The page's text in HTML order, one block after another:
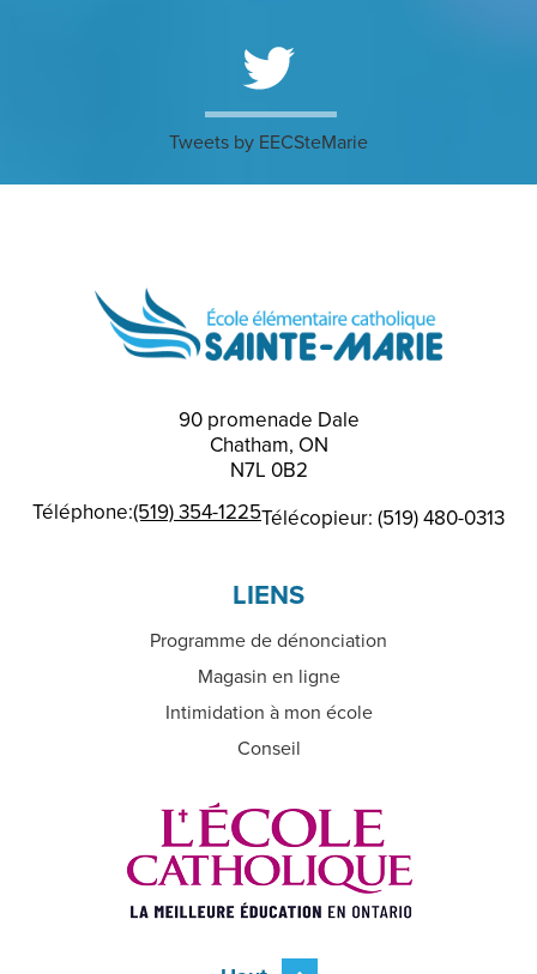
TWITTER
FEED
Tweets by EECSteMarie
90 promenade Dale
Chatham, ON
N7L 0B2
Téléphone:(519) 354-1225Télécopieur: (519) 480-0313
LIENS
Programme de dénonciation
Magasin en ligne
Intimidation à mon école
Conseil